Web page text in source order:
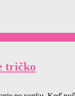
tričko